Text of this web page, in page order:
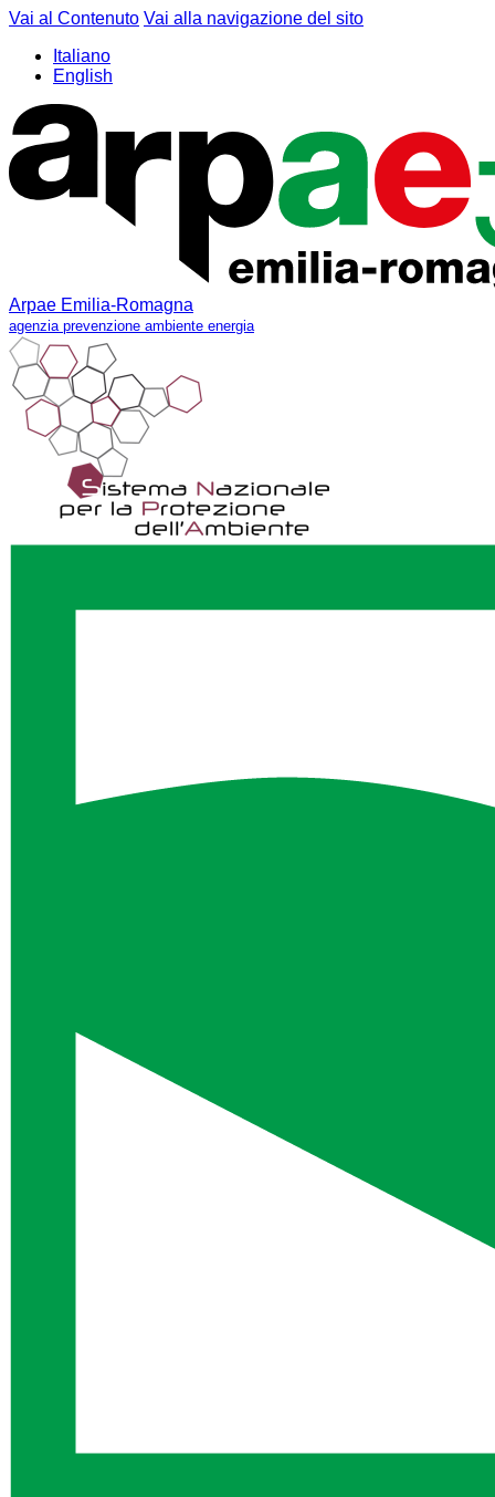
Vai al Contenuto Vai alla navigazione del sito
Italiano
English
Arpae Emilia-Romagna
agenzia prevenzione ambiente energia